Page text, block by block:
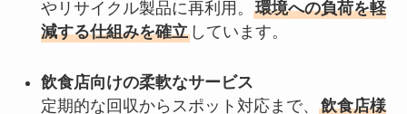
やリサイクル製品に再利用。 環境への負荷を軽
減する仕組みを確立しています。
飲食店向けの柔軟なサービス
定期的な回収からスポット対応まで、 飲食店様